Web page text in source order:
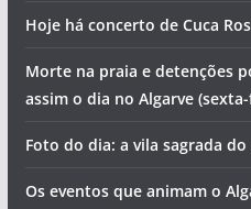
Hoje há concerto de Cuca
Morte na praia e detenções
assim o dia no Algarve
Foto do dia: a vila sagrada do
Os eventos que animam o